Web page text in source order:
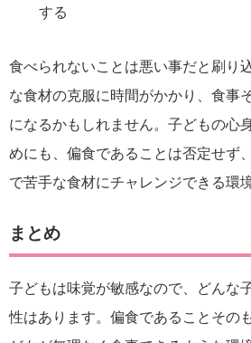
する
食べられないことは悪い事だと刷り
な食材の克服に時間がかかり、食事
になるかもしれません。子どもの心
めにも、偏食であることは否定せず
で苦手な食材にチャレンジできる環
まとめ
子どもは味覚が敏感なので、どんな
性はあります。偏食であることその